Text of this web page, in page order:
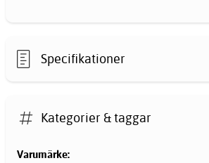
Specifikationer
Kategorier & taggar
Varumärke: